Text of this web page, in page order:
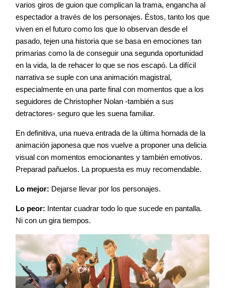
varios giros de guion que complican la trama, engancha al
espectador a través de los personajes. Éstos, tanto los que
viven en el futuro como los que lo observan desde el
pasado, tejen una historia que se basa en emociones tan
primarias como la de conseguir una segunda oportunidad
en la vida, la de rehacer lo que se nos escapó. La difícil
narrativa se suple con una animación magistral,
especialmente en una parte final con momentos que a los
seguidores de Christopher Nolan -también a sus
detractores- seguro que les suena familiar.
En definitiva, una nueva entrada de la última hornada de la
animación japonesa que nos vuelve a proponer una delicia
visual con momentos emocionantes y también emotivos.
Preparad pañuelos. La propuesta es muy recomendable.
Lo mejor: Dejarse llevar por los personajes.
Lo peor: Intentar cuadrar todo lo que sucede en pantalla.
Ni con un gira tiempos.